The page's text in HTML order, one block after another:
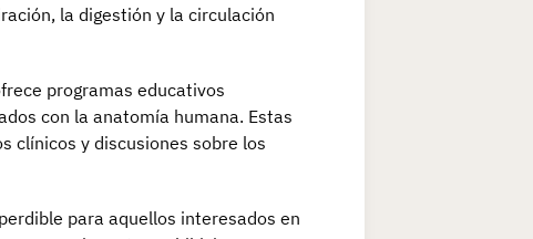
la digestión y la circulación
programas educativos
con la anatomía humana. Estas
clínicos y discusiones sobre los
para aquellos interesados en